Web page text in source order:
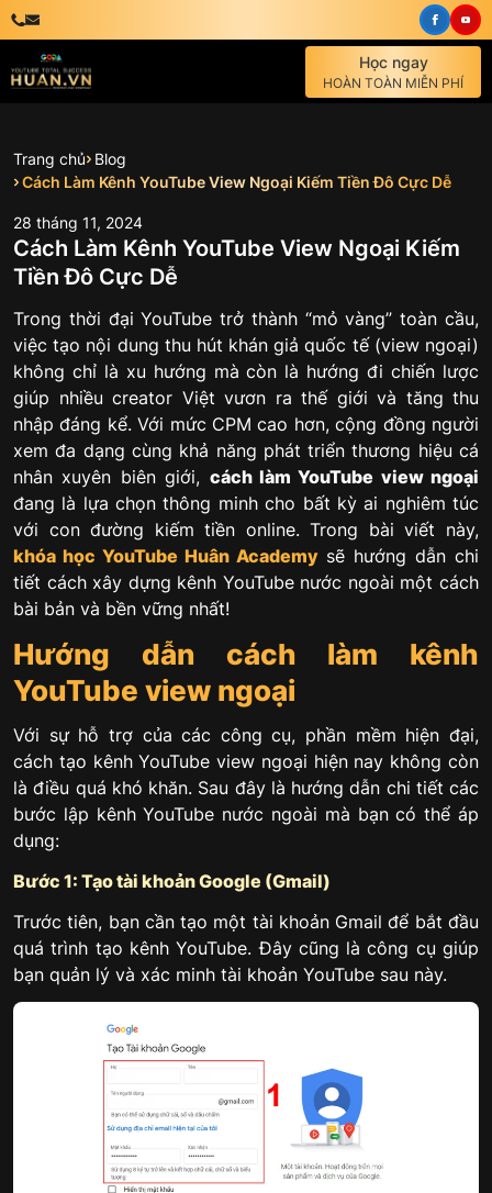
Học ngay
HOÀN TOÀN MIỄN PHÍ
Trang chủ Blog
Cách Làm Kênh YouTube View Ngoại Kiếm Tiền Đô Cực Dễ
28 tháng 11, 2024
Cách Làm Kênh YouTube View Ngoại Kiếm
Tiền Đô Cực Dễ
Trong thời đại YouTube trở thành “mỏ vàng” toàn cầu,
việc tạo nội dung thu hút khán giả quốc tế (view ngoại)
không chỉ là xu hướng mà còn là hướng đi chiến lược
giúp nhiều creator Việt vươn ra thế giới và tăng thu
nhập đáng kể. Với mức CPM cao hơn, cộng đồng người
xem đa dạng cùng khả năng phát triển thương hiệu cá
nhân xuyên biên giới, cách làm YouTube view ngoại
đang là lựa chọn thông minh cho bất kỳ ai nghiêm túc
với con đường kiếm tiền online. Trong bài viết này,
khóa học YouTube Huân Academysẽ hướng dẫn chi
tiết cách xây dựng kênh YouTube nước ngoài một cách
bài bản và bền vững nhất!
Hướng dẫn cách làm kênh
YouTube view ngoại
Với sự hỗ trợ của các công cụ, phần mềm hiện đại,
cách tạo kênh YouTube view ngoại hiện nay không còn
là điều quá khó khăn. Sau đây là hướng dẫn chi tiết các
bước lập kênh YouTube nước ngoài mà bạn có thể áp
dụng:
Bước 1: Tạo tài khoản Google (Gmail)
Trước tiên, bạn cần tạo một tài khoản Gmail để bắt đầu
quá trình tạo kênh YouTube. Đây cũng là công cụ giúp
bạn quản lý và xác minh tài khoản YouTube sau này.